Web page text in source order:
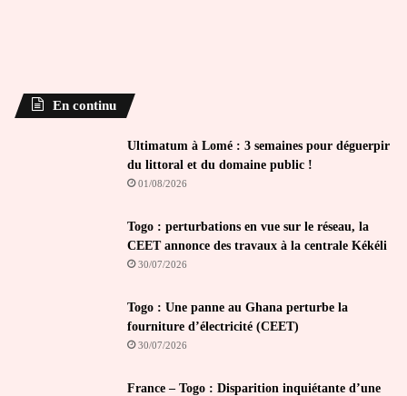
En continu
Ultimatum à Lomé : 3 semaines pour déguerpir
du littoral et du domaine public !
01/08/2026
Togo : perturbations en vue sur le réseau, la
CEET annonce des travaux à la centrale Kékéli
30/07/2026
Togo : Une panne au Ghana perturbe la
fourniture d’électricité (CEET)
30/07/2026
France – Togo : Disparition inquiétante d’une